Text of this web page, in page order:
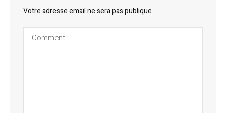
Votre adresse email ne sera pas publique.